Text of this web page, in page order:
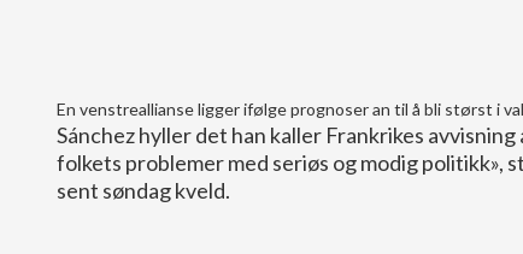
En venstreallianse ligger ifølge prognoser an til å bli størst i
Sánchez hyller det han kaller Frankrikes
folkets problemer med seriøs og modig politikk»,
sent søndag kveld.